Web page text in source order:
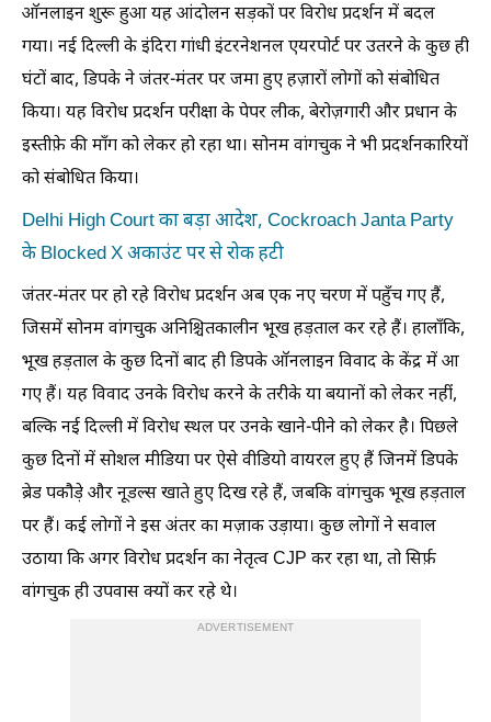
ऑनलाइन शुरू हुआ यह आंदोलन सड़कों पर विरोध प्रदर्शन में बदल
गया। नई दिल्ली के इंदिरा गांधी इंटरनेशनल एयरपोर्ट पर उतरने के कुछ ही
घंटों बाद, डिपके ने जंतर-मंतर पर जमा हुए हज़ारों लोगों को संबोधित
किया। यह विरोध प्रदर्शन परीक्षा के पेपर लीक, बेरोज़गारी और प्रधान के
इस्तीफ़े की माँग को लेकर हो रहा था। सोनम वांगचुक ने भी प्रदर्शनकारियों
को संबोधित किया।
Delhi High Court का बड़ा आदेश, Cockroach Janta Party
के Blocked X अकाउंट पर से रोक हटी
जंतर-मंतर पर हो रहे विरोध प्रदर्शन अब एक नए चरण में पहुँच गए हैं,
जिसमें सोनम वांगचुक अनिश्चितकालीन भूख हड़ताल कर रहे हैं। हालाँकि,
भूख हड़ताल के कुछ दिनों बाद ही डिपके ऑनलाइन विवाद के केंद्र में आ
गए हैं। यह विवाद उनके विरोध करने के तरीके या बयानों को लेकर नहीं,
बल्कि नई दिल्ली में विरोध स्थल पर उनके खाने-पीने को लेकर है। पिछले
कुछ दिनों में सोशल मीडिया पर ऐसे वीडियो वायरल हुए हैं जिनमें डिपके
ब्रेड पकौड़े और नूडल्स खाते हुए दिख रहे हैं, जबकि वांगचुक भूख हड़ताल
पर हैं। कई लोगों ने इस अंतर का मज़ाक उड़ाया। कुछ लोगों ने सवाल
उठाया कि अगर विरोध प्रदर्शन का नेतृत्व CJP कर रहा था, तो सिर्फ़
वांगचुक ही उपवास क्यों कर रहे थे।
ADVERTISEMENT